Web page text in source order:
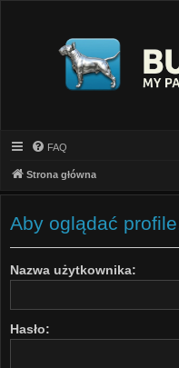
FAQ
Strona główna
Aby oglądać
Nazwa użytkownika:
Hasło: